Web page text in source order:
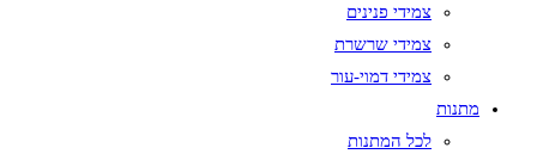
צמידי פנינים
צמידי שרשרת
צמידי דמוי-עור
מתנות
לכל המתנות